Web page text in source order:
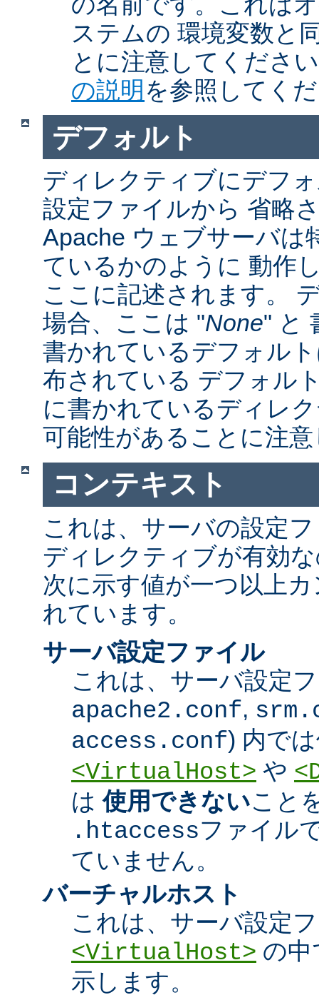
ステムの 環境変数と
とに注意してくださ
の説明 を参照してく
デフォルト
ディレクティブにデフ
設定ファイルから 省略
Apache ウェブサーバは
ているかのように 動作
ここに記述されます。
場合、ここは "None" と
書かれているデフォル
布されている デフォル
に書かれているディレ
可能性があることに注
コンテキスト
これは、サーバの設定
ディレクティブが有効
次に示す値が一つ以上
れています。
サーバ設定ファイル
これは、サーバ設定
apache2.conf,
access.conf) 内で
<VirtualHost> や
は使用できないこと
.htaccessファイル
ていません。
バーチャルホスト
これは、サーバ設定
<VirtualHost> の中
示します。